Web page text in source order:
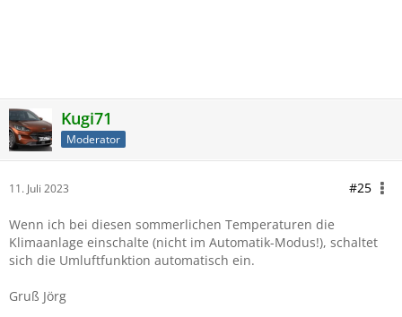
Kugi71
Moderator
11. Juli 2023 #25
Wenn ich bei diesen sommerlichen Temperaturen die
Klimaanlage einschalte (nicht im Automatik-Modus!), schaltet
sich die Umluftfunktion automatisch ein.
Gruß Jörg